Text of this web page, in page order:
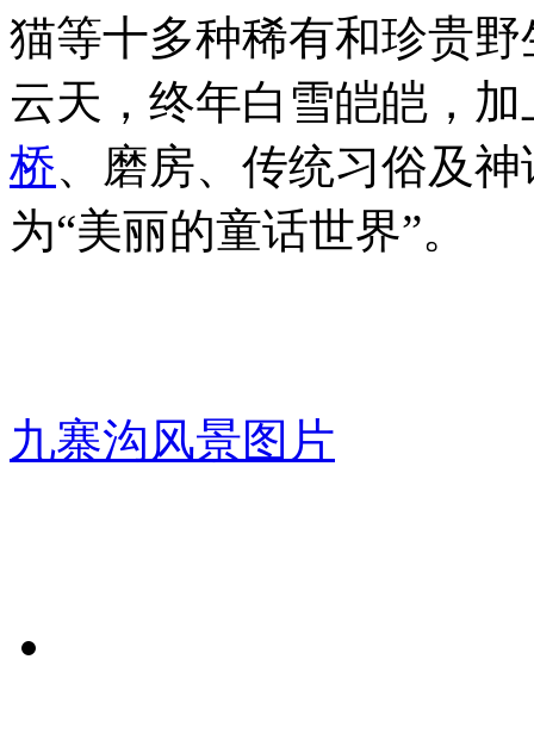
猫等十多种稀有和珍贵
云天，终年白雪皑皑，
桥、磨房、传统习俗及
为“美丽的童话世界”。
九寨沟风景图片